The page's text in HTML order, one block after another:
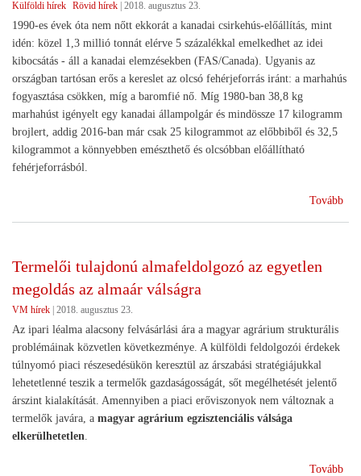
Külföldi hírek Rövid hírek 2018. augusztus 23.
1990-es évek óta nem nőtt ekkorát a kanadai csirkehús-előállítás, mint
idén: közel 1,3 millió tonnát elérve 5 százalékkal emelkedhet az idei
kibocsátás - áll a kanadai elemzésekben (FAS/Canada). Ugyanis az
országban tartósan erős a kereslet az olcsó fehérjeforrás iránt: a marhahús
fogyasztása csökken, míg a baromfié nő. Míg 1980-ban 38,8 kg
marhahúst igényelt egy kanadai állampolgár és mindössze 17 kilogramm
brojlert, addig 2016-ban már csak 25 kilogrammot az előbbiből és 32,5
kilogrammot a könnyebben emészthető és olcsóbban előállítható
fehérjeforrásból.
Tovább
Termelői tulajdonú almafeldolgozó az egyetlen
megoldás az almaár válságra
VM hírek | 2018. augusztus 23.
Az ipari léalma alacsony felvásárlási ára a magyar agrárium strukturális
problémáinak közvetlen következménye. A külföldi feldolgozói érdekek
túlnyomó piaci részesedésükön keresztül az árszabási stratégiájukkal
lehetetlenné teszik a termelők gazdaságosságát, sőt megélhetését jelentő
árszint kialakítását. Amennyiben a piaci erőviszonyok nem változnak a
termelők javára, a magyar agrárium egzisztenciális válsága
elkerülhetetlen
Tovább